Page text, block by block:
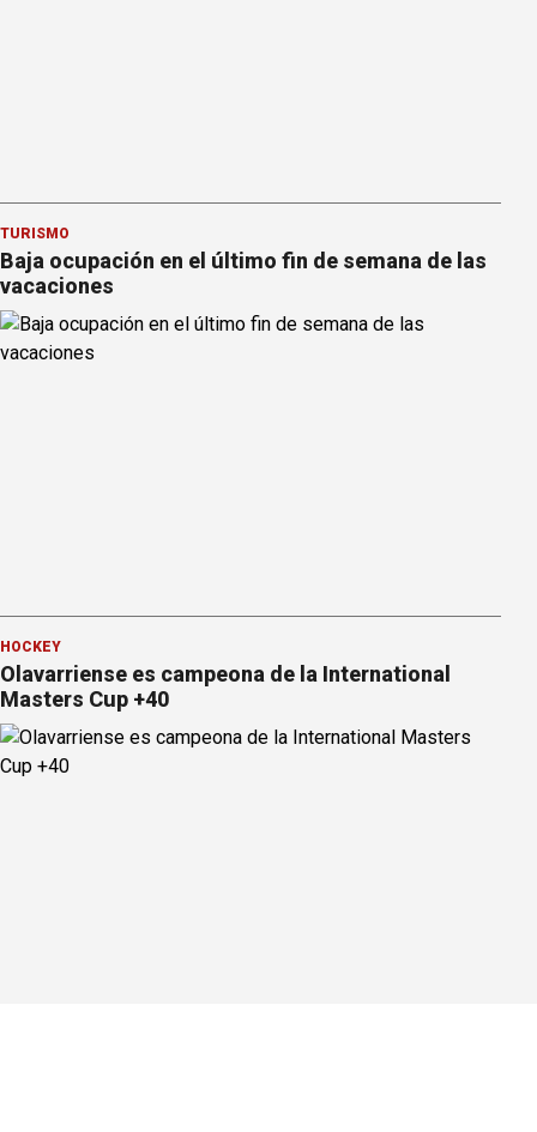
TURISMO
Baja ocupación en el último fin de semana de las
vacaciones
HOCKEY
Olavarriense es campeona de la International
Masters Cup +40